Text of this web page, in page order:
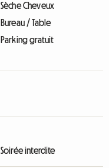
Sèche Cheveux
Bureau / Table
Parking gratuit
Soirée interdite